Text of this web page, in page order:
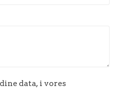
data, i vores